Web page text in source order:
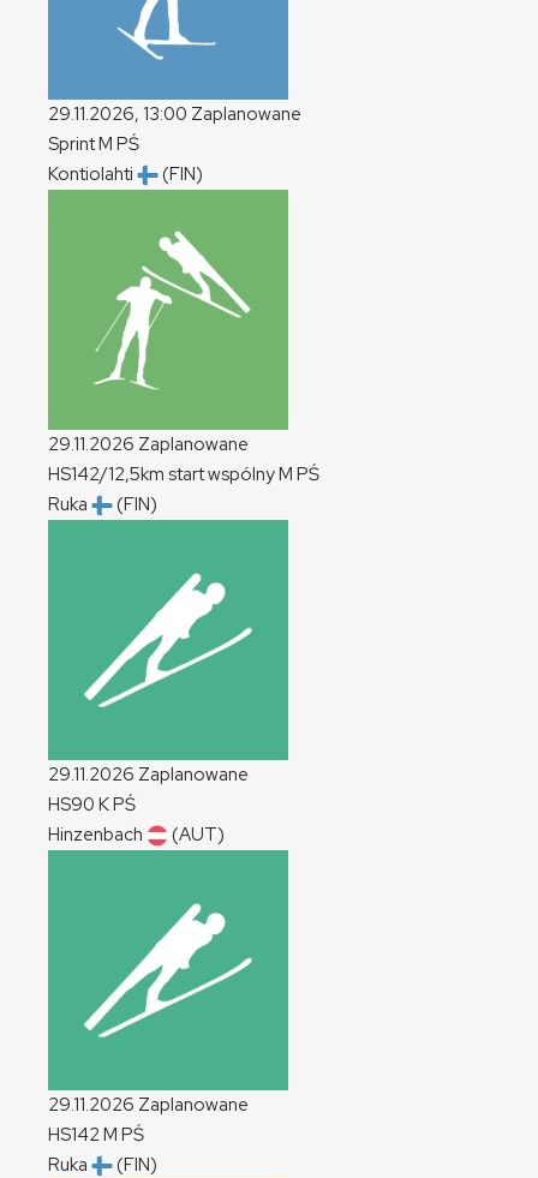
29.11.2026, 13:00 Zaplanowane
SprintM PŚ
Kontiolahti
(FIN)
29.11.2026 Zaplanowane
HS142/12,5km start wspólnyM PŚ
Ruka
(FIN)
29.11.2026 Zaplanowane
HS90 KPŚ
Hinzenbach
(AUT)
29.11.2026 Zaplanowane
HS142M PŚ
Ruka
(FIN)